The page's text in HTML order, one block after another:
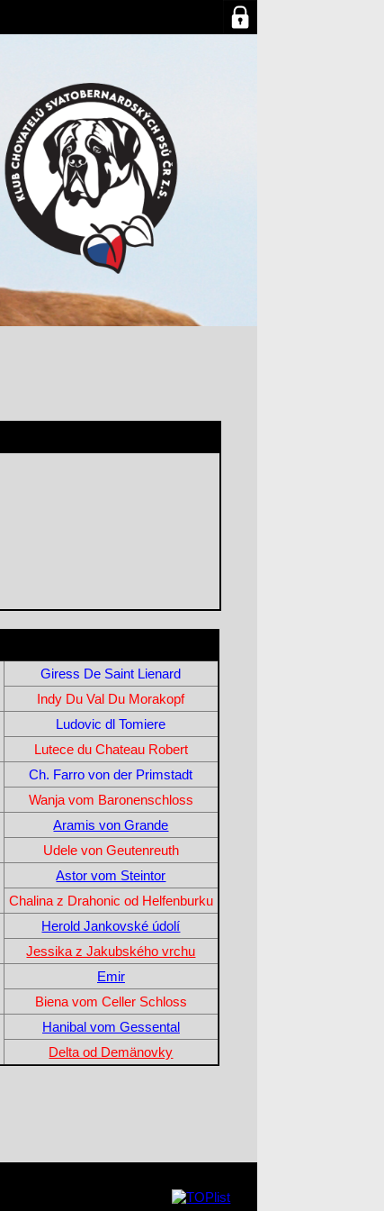
Giress De Saint Lienard
Indy Du Val Du Morakopf
Ludovic dl Tomiere
Lutece du Chateau Robert
Ch. Farro von der Primstadt
Wanja vom Baronenschloss
Aramis von Grande
Udele von Geutenreuth
Astor vom Steintor
Chalina z Drahonic od Helfenburku
Herold Jankovské údolí
Jessika z Jakubského vrchu
Emir
Biena vom Celler Schloss
Hanibal vom Gessental
Delta od Demänovky